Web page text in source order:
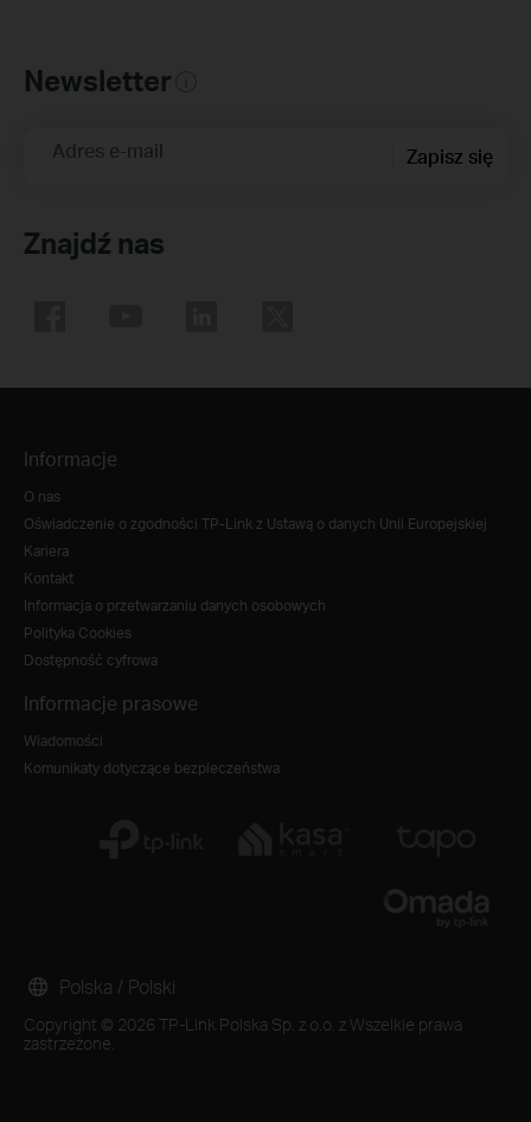
Newsletter
Adres e-mail Zapisz się
Znajdź nas
Informacje
O nas
Oświadczenie o zgodności TP-Link z Ustawą o danych Unii Europejskiej
Kariera
Kontakt
Informacja o przetwarzaniu danych osobowych
Polityka Cookies
Dostępność cyfrowa
Informacje prasowe
Wiadomości
Komunikaty dotyczące bezpieczeństwa
Copyright © 2026 TP-Link Polska Sp. z o.o. z Wszelkie prawa
zastrzeżone.
Polska / Polski